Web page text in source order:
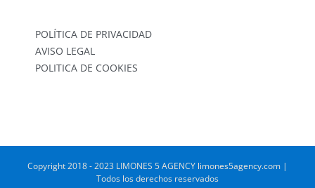
POLÍTICA DE PRIVACIDAD
AVISO LEGAL
POLITICA DE COOKIES
Copyright 2018 - 2023 LIMONES 5 AGENCY limones5agency.com |
Todos los derechos reservados